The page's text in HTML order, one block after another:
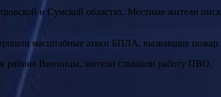
и Сумской областях. Местные жители
масштабные атаки БПЛА, вызвавшие пожар
районе Винницы, жители слышали работу ПВО.